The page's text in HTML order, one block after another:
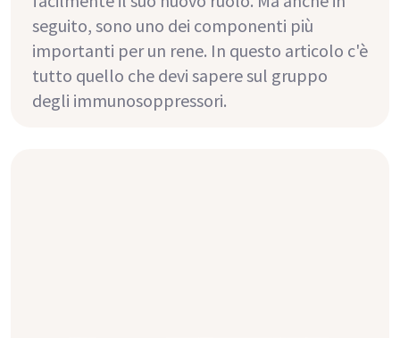
seguito, sono uno dei componenti più
importanti per un rene. In questo articolo c'è
tutto quello che devi sapere sul gruppo
degli immunosoppressori.